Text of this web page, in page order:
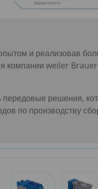
и реализовав
компании weiler
передовые решения,
по производству